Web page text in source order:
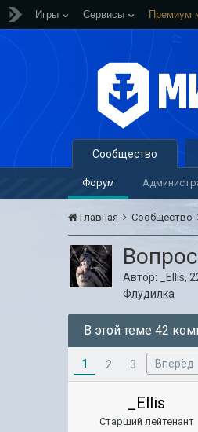
Игры Сервисы Премиум
Сообщество
Форум
Главная Сообщество
Автор: _Ellis,
Флудилка
В этой теме 42
1 2 3 Вперёд
_Ellis
Старший лейтенант